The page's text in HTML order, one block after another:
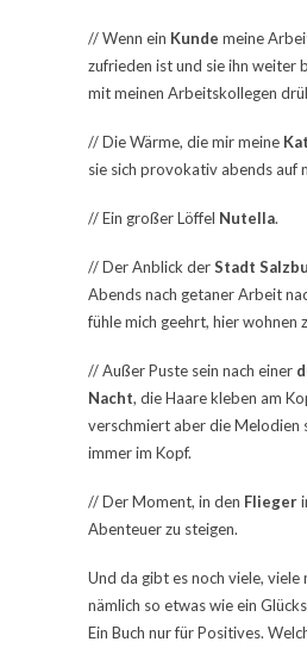
// Wenn ein Kunde meine
zufrieden ist und sie ihn weiter
mit meinen Arbeitskollegen
// Die Wärme, die mir meine
sie sich provokativ abends auf
// Ein großer Löffel Nutella.
// Der Anblick derStadt
Abends nach getaner Arbeit
fühle mich geehrt, hier wohnen
// Außer Puste sein nach einer
Nacht, die Haare kleben am
verschmiert aber die Melodien
immer im Kopf.
// Der Moment, in den Flieger
Abenteuer zu steigen.
Und da gibt es noch viele, viele
nämlich so etwas wie ein
Ein Buch nur für Positives.